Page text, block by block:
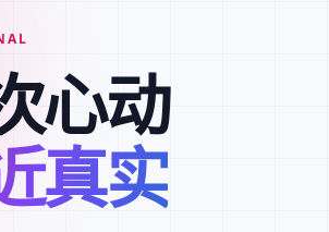
心动
真实